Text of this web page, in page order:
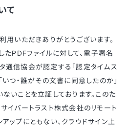
て
用いただきありがとうございます。
たPDFファイルに対して、電子署名
通信協会が認定する「認定タイムス
いつ・誰がその文書に同意したのか」
いことを立証しております。このた
イバートラスト株式会社のリモート
ップにともない、クラウドサイン上